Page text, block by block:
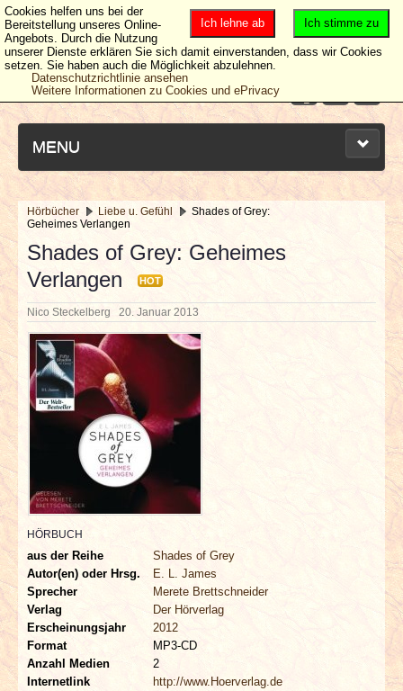
MENU
NEUESTE ARTIKEL
NEWS & DATES
BERICHTE
VERLOSUNGEN
INTERVIEWS
SPECIALS
REDAKTION
LINKS
ARCHIV
Hörbücher Liebe u. Gefühl
Shades of Grey:
Geheimes Verlangen
Shades of Grey: Geheimes
Verlangen
HOT
Nico Steckelberg 20. Januar 2013
HÖRBUCH
aus der Reihe
Shades of Grey
Autor(en) oder Hrsg.
E. L. James
Sprecher
Merete Brettschneider
Verlag
Der Hörverlag
Erscheinungsjahr
2012
Format
MP3-CD
Anzahl Medien
2
Internetlink
http://www.Hoerverlag.de
Ich stimme zu
Ich lehne ab
Cookies helfen uns bei der
Bereitstellung unseres Online-
Angebots. Durch die Nutzung
unserer Dienste erklären Sie sich damit einverstanden, dass wir Cookies
setzen. Sie haben auch die Möglichkeit abzulehnen.
Datenschutzrichtlinie ansehen
Weitere Informationen zu Cookies und ePrivacy